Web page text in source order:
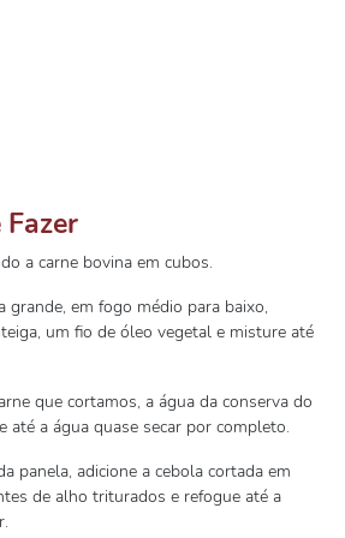
a carne bovina em cubos.
grande, em fogo médio para baixo,
um fio de óleo vegetal e misture até
que cortamos, a água da conserva do
até a água quase secar por completo.
panela, adicione a cebola cortada em
de alho triturados e refogue até a